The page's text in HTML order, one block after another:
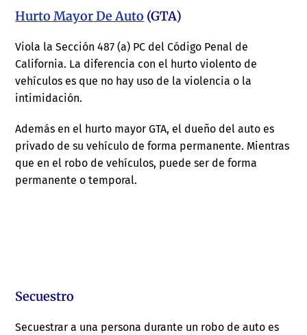
Hurto Mayor De Auto (GTA)
Viola la Sección 487 (a) PC del Código Penal de
California. La diferencia con el hurto violento de
vehículos es que no hay uso de la violencia o la
intimidación.
Además en el hurto mayor GTA, el dueño del auto es
privado de su vehículo de forma permanente. Mientras
que en el robo de vehículos, puede ser de forma
permanente o temporal.
Secuestro
Secuestrar a una persona durante un robo de auto es